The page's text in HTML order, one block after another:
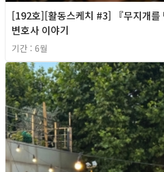
[192호][활동스케치 #3] 『무지개를
변호사 이야기
기간 : 6월